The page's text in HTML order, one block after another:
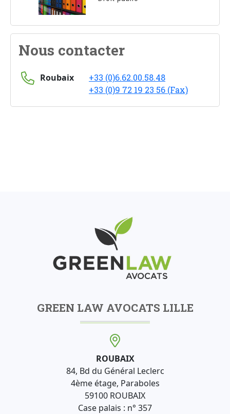
Nous contacter
Roubaix
+33 (0)6.62.00.58.48
+33 (0)9 72 19 23 56 (Fax)
GREEN LAW AVOCATS LILLE
ROUBAIX
84, Bd du Général Leclerc
4ème étage, Paraboles
59100 ROUBAIX
Case palais : n° 357